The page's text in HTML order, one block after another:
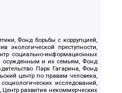
Фонд борьбы с коррупцией,
преступности,
социально-информационных
осужденным и их семьям, Фонд
Парк Гагарина, Фонд
центр по правам человека,
исследований,
развития некоммерческих